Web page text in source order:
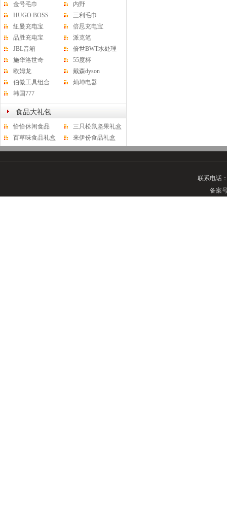
金号毛巾
内野
HUGO BOSS
三利毛巾
纽曼充电宝
倍思充电宝
品胜充电宝
派克笔
JBL音箱
倍世BWT水处理
施华洛世奇
55度杯
欧姆龙
戴森dyson
伯傲工具组合
灿坤电器
韩国777
食品大礼包
恰恰休闲食品
三只松鼠坚果礼盒
百草味食品礼盒
来伊份食品礼盒
联系电话
备案